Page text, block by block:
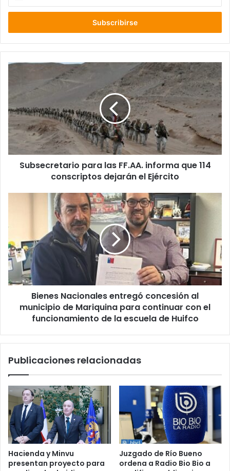
correo
Subsecretario
informa
114
conscriptos
dejarán
Subsecretario para las FF.AA. informa que 114
conscriptos dejarán el Ejército
concesión
al
municipio
de
Mariquina
para
continuar
de
escuela
Bienes Nacionales entregó concesión al
municipio de Mariquina para continuar con el
funcionamiento de la escuela de Huifco
Publicaciones relacionadas
Hacienda y Minvu
presentan proyecto para
Juzgado de Río Bueno
ordena a Radio Bio Bio a